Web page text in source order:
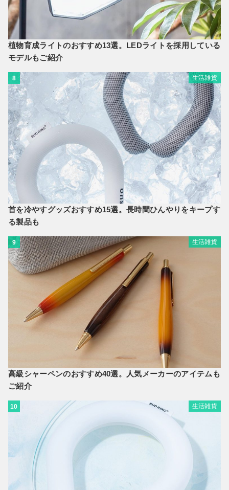
植物育成ライトのおすすめ13選。LEDライトを採用している
モデルもご紹介
8 生活雑貨
首を冷やすグッズおすすめ15選。長時間ひんやりをキープす
る製品も
9 生活雑貨
高級シャーペンのおすすめ40選。人気メーカーのアイテムも
ご紹介
10 生活雑貨